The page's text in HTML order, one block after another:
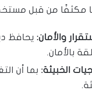
مكثفًا من قبل
والأمان: يحافظ
بالأمان.
الخبيثة: بما أن